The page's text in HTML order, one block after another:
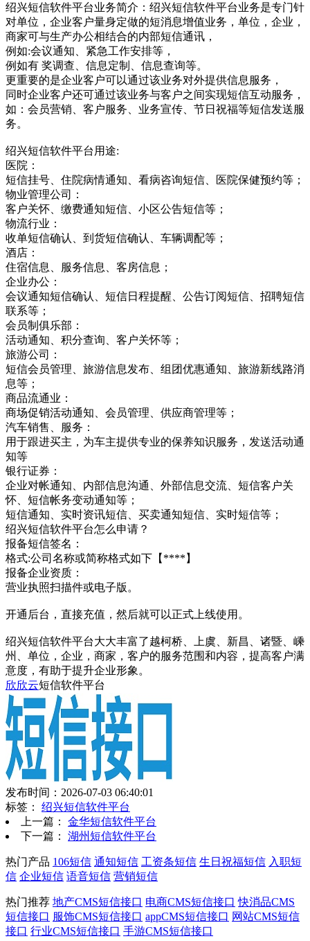
绍兴短信软件平台业务简介：绍兴短信软件平台业务是专门针
对单位，企业客户量身定做的短消息增值业务，单位，企业，
商家可与生产办公相结合的内部短信通讯，
例如:会议通知、紧急工作安排等，
例如有 奖调查、信息定制、信息查询等。
更重要的是企业客户可以通过该业务对外提供信息服务，
同时企业客户还可通过该业务与客户之间实现短信互动服务，
如：会员营销、客户服务、业务宣传、节日祝福等短信发送服
务。
绍兴短信软件平台用途:
医院：
短信挂号、住院病情通知、看病咨询短信、医院保健预约等；
物业管理公司：
客户关怀、缴费通知短信、小区公告短信等；
物流行业：
收单短信确认、到货短信确认、车辆调配等；
酒店：
住宿信息、服务信息、客房信息；
企业办公：
会议通知短信确认、短信日程提醒、公告订阅短信、招聘短信
联系等；
会员制俱乐部：
活动通知、积分查询、客户关怀等；
旅游公司：
短信会员管理、旅游信息发布、组团优惠通知、旅游新线路消
息等；
商品流通业：
商场促销活动通知、会员管理、供应商管理等；
汽车销售、服务：
用于跟进买主，为车主提供专业的保养知识服务，发送活动通
知等
银行证券：
企业对帐通知、内部信息沟通、外部信息交流、短信客户关
怀、短信帐务变动通知等；
短信通知、实时资讯短信、买卖通知短信、实时短信等；
绍兴短信软件平台怎么申请？
报备短信签名：
格式:公司名称或简称格式如下【****】
报备企业资质：
营业执照扫描件或电子版。
开通后台，直接充值，然后就可以正式上线使用。
绍兴短信软件平台大大丰富了越柯桥、上虞、新昌、诸暨、嵊
州、单位，企业，商家，客户的服务范围和内容，提高客户满
意度，有助于提升企业形象。
欣欣云短信软件平台
发布时间：2026-07-03 06:40:01
标签： 绍兴短信软件平台
上一篇： 金华短信软件平台
下一篇： 湖州短信软件平台
热门产品 106短信 通知短信 工资条短信 生日祝福短信 入职短
信 企业短信 语音短信 营销短信
热门推荐 地产CMS短信接口 电商CMS短信接口 快消品CMS
短信接口 服饰CMS短信接口 appCMS短信接口 网站CMS短信
接口 行业CMS短信接口 手游CMS短信接口